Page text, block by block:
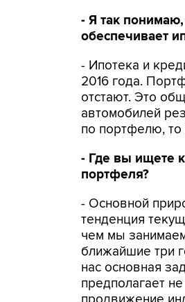
- Я так
обеспечивает
- Ипотека и
2016 года.
отстают. Это
автомобилей
по портфелю, то
- Где вы ищете
портфеля?
- Основной
тенденция
чем мы
ближайшие три
нас основная
предполагает